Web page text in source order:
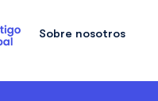
Sobre nosotros